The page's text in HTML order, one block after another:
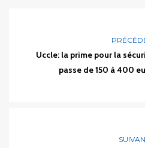
Uccle: la prime pour la
passe de 150 à 400